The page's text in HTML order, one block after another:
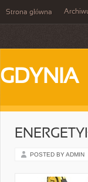
Strona główna
GDYNIA
POSTED BY ADMIN